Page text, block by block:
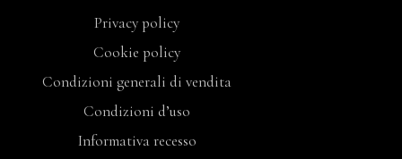
Privacy policy
Cookie policy
Condizioni generali di vendita
Condizioni d’uso
Informativa recesso